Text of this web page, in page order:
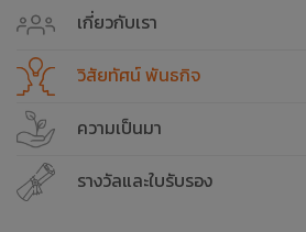
เกี่ยวกับเรา
วิสัยทัศน์ พันธกิจ
ความเป็นมา
รางวัลและใบรับรอง